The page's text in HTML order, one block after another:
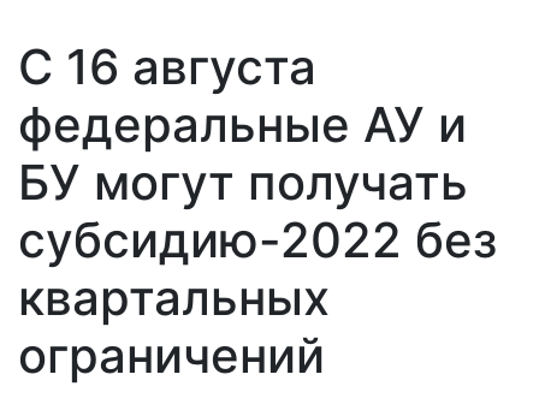
С 16 августа
федеральные АУ и
БУ могут получать
субсидию-2022 без
квартальных
ограничений